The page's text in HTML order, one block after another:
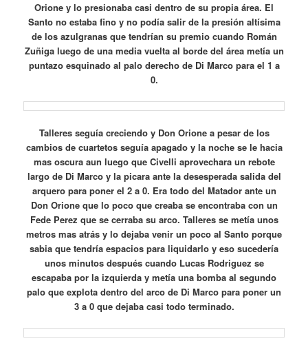
Orione y lo presionaba casi dentro de su propia área. El
Santo no estaba fino y no podía salir de la presión altísima
de los azulgranas que tendrían su premio cuando Román
Zuñiga luego de una media vuelta al borde del área metía un
puntazo esquinado al palo derecho de Di Marco para el 1 a
0.
Talleres seguía creciendo y Don Orione a pesar de los
cambios de cuartetos seguía apagado y la noche se le hacia
mas oscura aun luego que Civelli aprovechara un rebote
largo de Di Marco y la picara ante la desesperada salida del
arquero para poner el 2 a 0. Era todo del Matador ante un
Don Orione que lo poco que creaba se encontraba con un
Fede Perez que se cerraba su arco. Talleres se metía unos
metros mas atrás y lo dejaba venir un poco al Santo porque
sabia que tendría espacios para liquidarlo y eso sucedería
unos minutos después cuando Lucas Rodriguez se
escapaba por la izquierda y metía una bomba al segundo
palo que explota dentro del arco de Di Marco para poner un
3 a 0 que dejaba casi todo terminado.